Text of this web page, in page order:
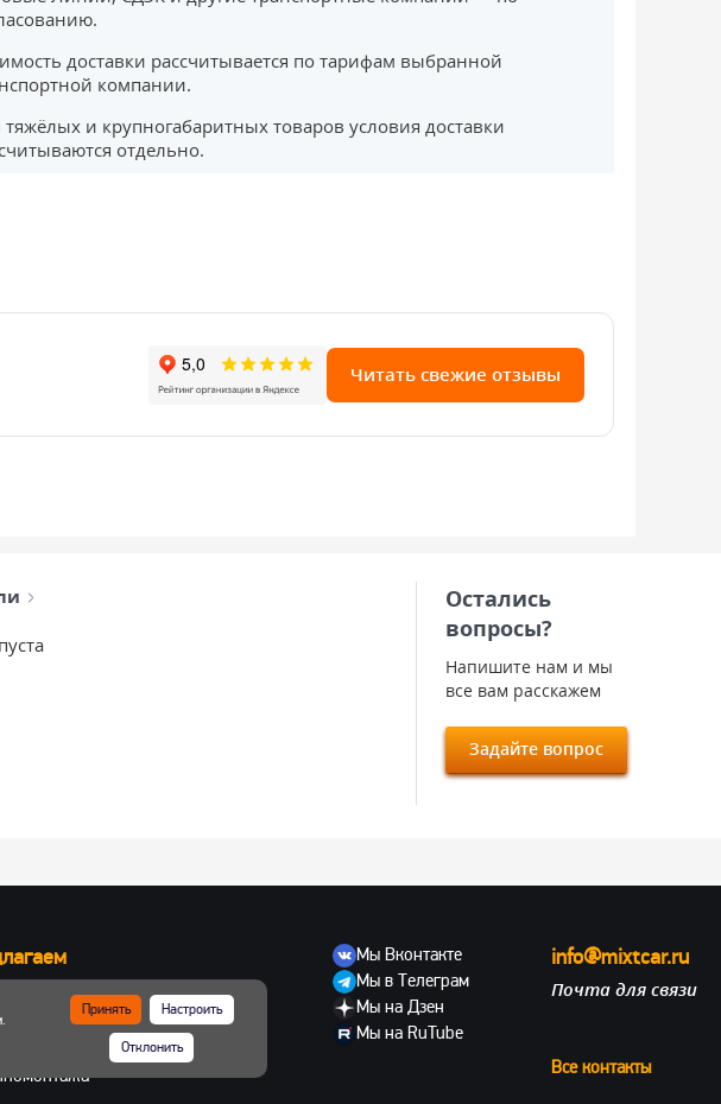
доставки рассчитывается по тарифам выбранной
компании.
тяжёлых и крупногабаритных товаров условия доставки
отдельно.
Читать свежие отзывы
Остались
вопросы?
Напишите нам и мы
все вам расскажем
Задайте вопрос
для вилочных погрузчиков
двигателей
диски
Мы Вконтакте
Мы в Телеграм
Мы на Дзен
Мы на RuTube
info@mixtcar.ru
Почта для связи
Все контакты
Принять Настроить
Отклонить